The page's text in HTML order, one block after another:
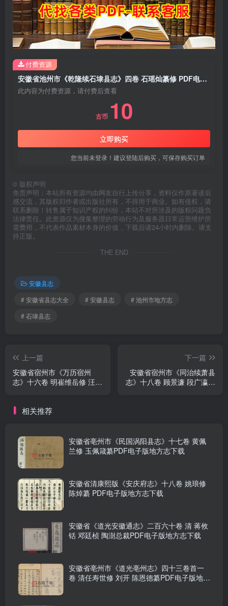
安徽省池州市《乾隆续石埭县志》四卷 石瑶灿纂修 PDF电子版地方志下载
此内容为付费资源，请付费后查看
古币 10
立即购买
您当前未登录！建议登陆后购买，可保存购买订单
付费资源
© 版权声明
免责声明：本站所有资源均由网友自行上传分享，资料仅作原著读后
感交流，其版权归作者或出版社所有，不得用于商业。如有侵权，请
联系删除！转售属于知识产权的纠纷，本站不对所涉及的版权问题负
法律责任。此资源仅为搜集整理的劳动行为及服务器日常运营维护所
需费用，不代表作品素材本身的价值，下载后请24小时内删除。请支
持正版。
THE END
安徽县志
# 安徽省县志大全
# 安徽县志
# 池州市地方志
# 石埭县志
上一篇
安徽省宿州市《万历宿州
志》十六卷 明崔维岳修 汪文
下一篇
安徽省宿州市《同治续萧县
志》十八卷 顾景濂 段广瀛纂
相关推荐
安徽省亳州市《民国涡阳县志》十七卷 黄佩
兰修 玉佩箴纂PDF电子版地方志下载
安徽省清康熙版《安庆府志》十八卷 姚琅修
陈焯纂 PDF电子版地方志下载
安徽省《道光安徽通志》二百六十卷 清 蒋攸
铦 邓廷桢 陶澍总裁PDF电子版地方志下载
安徽省亳州市《道光亳州志》四十三卷首一
卷 清任寿世修 刘开 陈恩德纂PDF电子版地方